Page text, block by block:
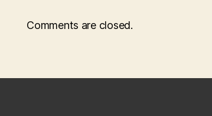
Comments are closed.